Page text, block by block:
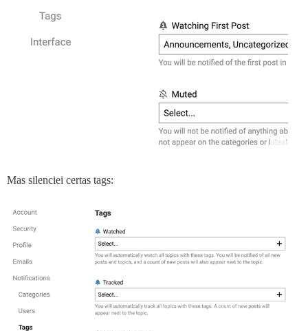
Mas silenciei certas tags: